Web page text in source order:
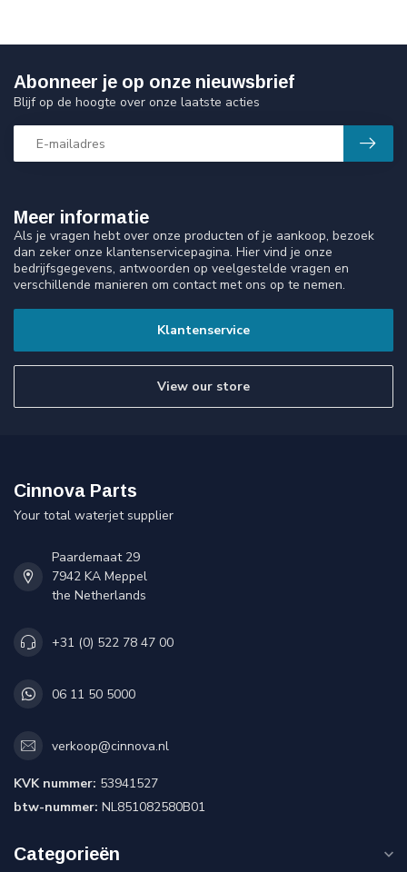
Meer informatie
Als je vragen hebt over onze producten of je aankoop, bezoek
dan zeker onze klantenservicepagina. Hier vind je onze
bedrijfsgegevens, antwoorden op veelgestelde vragen en
verschillende manieren om contact met ons op te nemen.
Klantenservice
View our store
Abonneer je op onze nieuwsbrief
Blijf op de hoogte over onze laatste acties
Cinnova Parts
Your total waterjet supplier
Paardemaat 29
7942 KA Meppel
the Netherlands
+31 (0) 522 78 47 00
06 11 50 5000
verkoop@cinnova.nl
KVK nummer: 53941527
btw-nummer: NL851082580B01
Categorieën